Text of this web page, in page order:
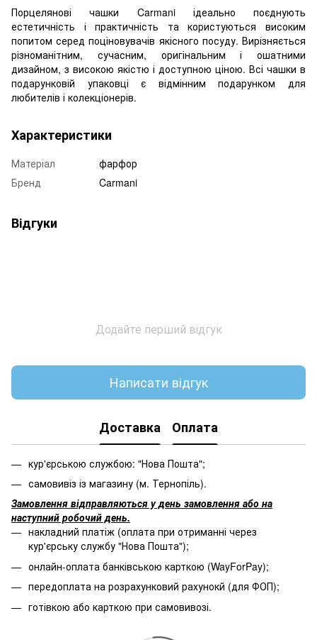
Порцелянові чашки Carmani ідеально поєднують
естетичність і практичність та користуються високим
попитом серед поціновувачів якісного посуду. Вирізняється
різноманітним, сучасним, оригінальним і ошатними
дизайном, з високою якістю і доступною ціною. Всі чашки в
подарунковій упаковці є відмінним подарунком для
любителів і колекціонерів.
Характеристики
Матеріал
фарфор
Бренд
Carmani
Відгуки
Додайте перший відгук
Написати відгук
Доставка Оплата
кур'єрською службою: "Нова Пошта";
самовивіз із магазину (м. Тернопіль).
Замовлення відправляються у день замовлення або на
наступний робочий день.
накладний платіж (оплата при отриманні через
кур'єрську службу "Нова Пошта");
онлайн-оплата банківською карткою (WayForPay);
передоплата на розрахунковий рахунокй (для ФОП);
готівкою або карткою при самовивозі.